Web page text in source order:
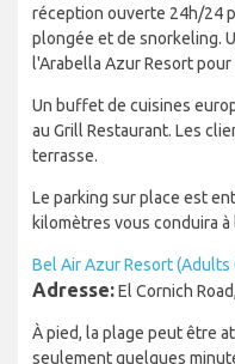
réception ouverte 24h/24
plongée et de snorkeling.
l'Arabella Azur Resort
Un buffet de cuisines
au Grill Restaurant. Les
terrasse.
Le parking sur place est
kilomètres vous conduira
Bel Air Azur Resort (Adults
Adresse:El Cornich
À pied, la plage peut être
seulement quelques